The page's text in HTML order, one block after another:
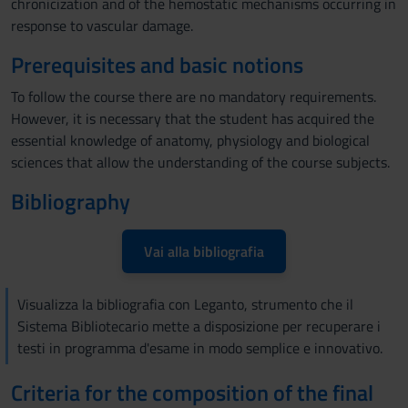
response to vascular damage.
Prerequisites and basic notions
To follow the course there are no mandatory requirements.
However, it is necessary that the student has acquired the
essential knowledge of anatomy, physiology and biological
sciences that allow the understanding of the course subjects.
Bibliography
Vai alla bibliografia
Visualizza la bibliografia con Leganto, strumento che il
Sistema Bibliotecario mette a disposizione per recuperare i
testi in programma d'esame in modo semplice e innovativo.
Criteria for the composition of the final